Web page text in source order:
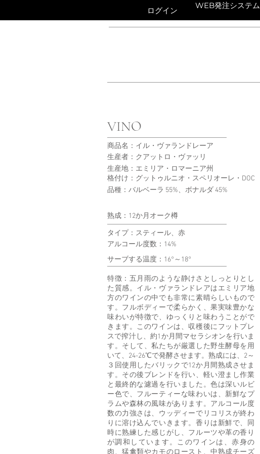
ログイン WEB発注システム
VINO
商品名：イル・ヴァランドレーア
生産者：クアットロ・ヴァッリ
生産地：エミリア・ロマーニア州
格付け：グットゥルニオ・スペリオーレ・DOC
品種：バルベーラ 55%、ボナルダ 45%
​熟成：12か月オーク樽
タイプ：スティール、赤
アルコール度数：14%
サーブする温度：16°～18°
特徴：五月雨のような静けさとしっとりとし
た質感。イル・ヴァランドレアはエミリア地
方のワインの中でも非常に素晴らしいもので
す。フルボディーで柔らかく、果実味豊かな
味わいが特徴で、ゆっくりと味わうことがで
きます。このワインは、収穫後にフットプレ
スで搾汁し、約1か月間マセラシオンを行いま
す。そして、私たちが厳選した野生酵母を用
いて、24-26℃で発酵させます。熟成には、2～
３回使用したバリックで12か月間熟成させま
す。その後ブレンドを行い、軽い澄まし作業
と最終的な濾過を行いました。色は深いルビ
ー色で、フルーティーな味わいは、新鮮なプ
ラムや森林の風味があります。アルコール度
数の力強さは、ウッディーでリコリスが終わ
りに溶け込んでいきます。香りは新鮮で、同
時に熟練した感じがし、フルーツや革の香り
が調和しています。このワインは、赤身の
肉、猛禽類やカモのロースト、中熟成チーズ